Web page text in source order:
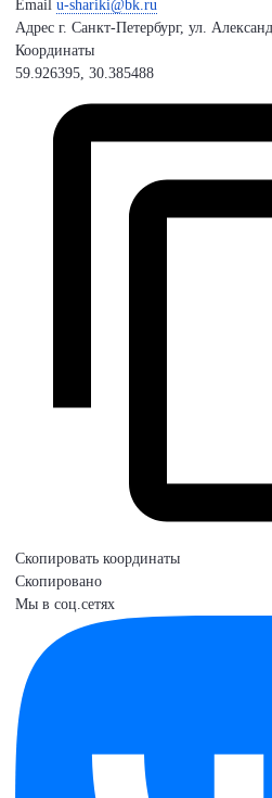
Email u-shariki@bk.ru
Адрес г. Санкт-Петербург, ул.
Координаты
59.926395, 30.385488
Скопировать координаты
Скопировано
Мы в соц.сетях